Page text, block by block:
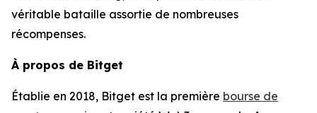
véritable bataille assortie de nombreuses
récompenses.
À propos de Bitget
Établie en 2018, Bitget est la première bourse de